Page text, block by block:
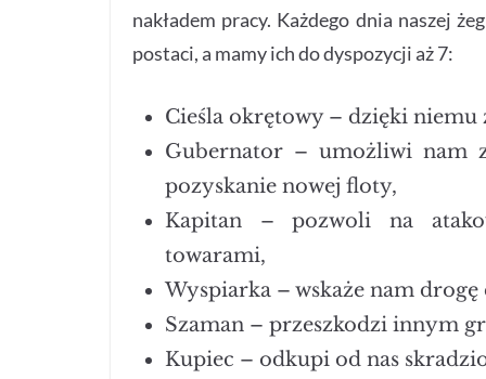
nakładem pracy. Każdego dnia naszej
postaci, a mamy ich do dyspozycji aż 7:
Cieśla okrętowy – dzięki
Gubernator – umożliwi nam
pozyskanie nowej floty,
Kapitan – pozwoli na
towarami,
Wyspiarka – wskaże nam
Szaman – przeszkodzi innym
Kupiec – odkupi od nas